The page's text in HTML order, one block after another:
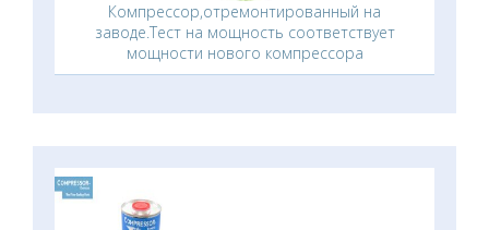
Компрессор,отремонтированный на
заводе.Тест на мощность соответствует
мощности нового компрессора